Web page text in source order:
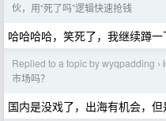
伙，用“死了吗”逻辑快速抢钱
哈哈哈哈，笑死了，我继续蹲一
Replied to a topic by wyqpadding ›
市场吗？
国内是没戏了，出海有机会，但